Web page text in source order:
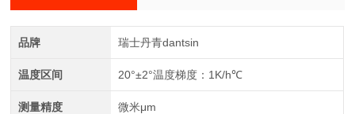
品牌 瑞士丹青dantsin
温度区间 20°±2°温度梯度：1K/h℃
测量精度 微米μm